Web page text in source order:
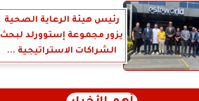
رئيس هيئة الرعاية الصحية
يزور مجموعة إستوورلد لبحث
الشراكات الاستراتيجية ...